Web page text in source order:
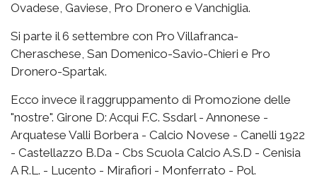
Ovadese, Gaviese, Pro Dronero e Vanchiglia.
Si parte il 6 settembre con Pro Villafranca-
Cheraschese, San Domenico-Savio-Chieri e Pro
Dronero-Spartak.
Ecco invece il raggruppamento di Promozione delle
"nostre". Girone D: Acqui F.C. Ssdarl - Annonese -
Arquatese Valli Borbera - Calcio Novese - Canelli 1922
- Castellazzo B.Da - Cbs Scuola Calcio A.S.D - Cenisia
A R.L. - Lucento - Mirafiori - Monferrato - Pol.